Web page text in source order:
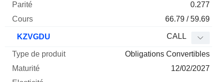
0.277
66.79 / 59.69
KZVGDU CALL
Obligations Convertibles
12/02/2027